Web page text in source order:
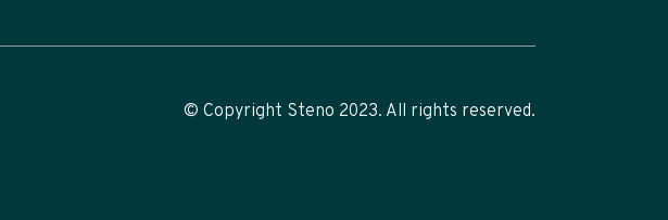
© Copyright Steno 2023. All rights reserved.